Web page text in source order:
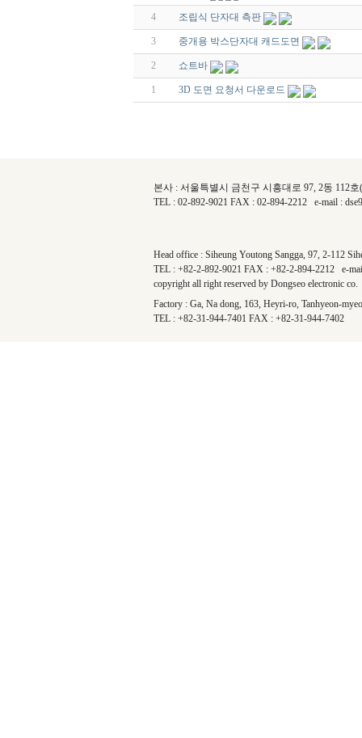
4 조립식 단자대 측판
3 중개용 박스단자대 캐드도면
2 쇼트바
1 3D 도면 요청서 다운로드
본사 : 서울특별시 금천구 시흥대로 97, 2동 112
TEL : 02-892-9021 FAX : 02-894-2212 e-mail :
Head office : Siheung Youtong Sangga, 97, 2-112
TEL : +82-2-892-9021 FAX : +82-2-894-2212 e-
copyright all right reserved by Dongseo electronic co.
Factory : Ga, Na dong, 163, Heyri-ro, Tanhyeon-
TEL : +82-31-944-7401 FAX : +82-31-944-7402